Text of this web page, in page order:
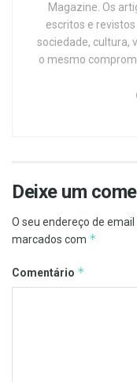
Magazine. Os
escritos e
sociedade, cultura,
o mesmo
Deixe um
O seu endereço de email
marcados com *
Comentário *